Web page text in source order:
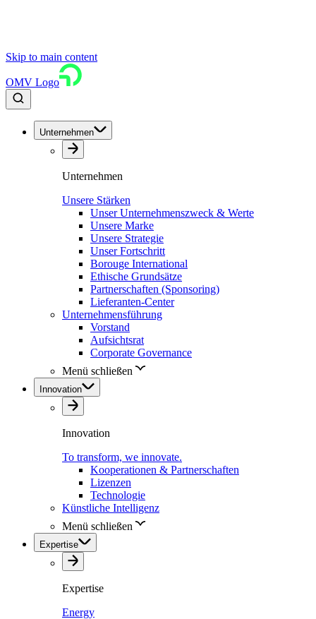
Skip to main content
OMV Logo
Unternehmen
Unternehmen
Unsere Stärken
Unser Unternehmenszweck & Werte
Unsere Marke
Unsere Strategie
Unser Fortschritt
Borouge International
Ethische Grundsätze
Partnerschaften (Sponsoring)
Lieferanten-Center
Unternehmensführung
Vorstand
Aufsichtsrat
Corporate Governance
Menü schließen
Innovation
Innovation
To transform, we innovate.
Kooperationen & Partnerschaften
Lizenzen
Technologie
Künstliche Intelligenz
Menü schließen
Expertise
Expertise
Energy